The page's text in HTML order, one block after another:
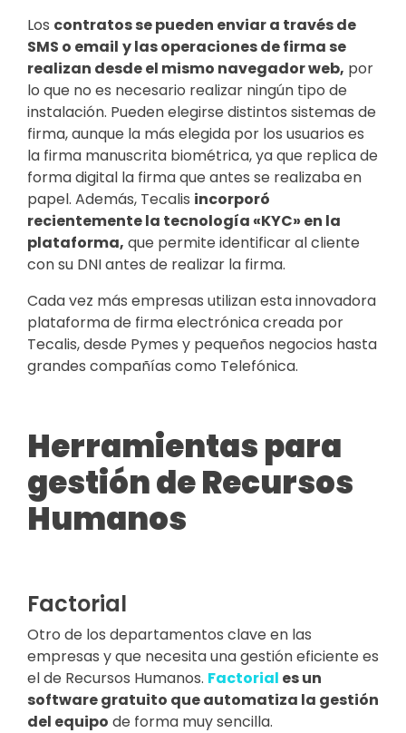
Los contratos se pueden enviar a través de
SMS o email y las operaciones de firma se
realizan desde el mismo navegador web, por
lo que no es necesario realizar ningún tipo de
instalación. Pueden elegirse distintos sistemas de
firma, aunque la más elegida por los usuarios es
la firma manuscrita biométrica, ya que replica de
forma digital la firma que antes se realizaba en
papel. Además, Tecalis incorporó
recientemente la tecnología «KYC» en la
plataforma, que permite identificar al cliente
con su DNI antes de realizar la firma.
Cada vez más empresas utilizan esta innovadora
plataforma de firma electrónica creada por
Tecalis, desde Pymes y pequeños negocios hasta
grandes compañías como Telefónica.
Herramientas para
gestión de Recursos
Humanos
Factorial
Otro de los departamentos clave en las
empresas y que necesita una gestión eficiente es
el de Recursos Humanos. Factorial es un
software gratuito que automatiza la gestión
del equipo de forma muy sencilla.